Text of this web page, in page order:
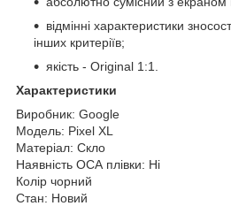
відмінні характеристики
інших критеріїв;
якість - Original 1:1.
Характеристики
Виробник: Google
Модель: Pixel XL
Матеріал: Скло
Наявність ОСА плівки: Ні
Колір чорний
Стан: Новий